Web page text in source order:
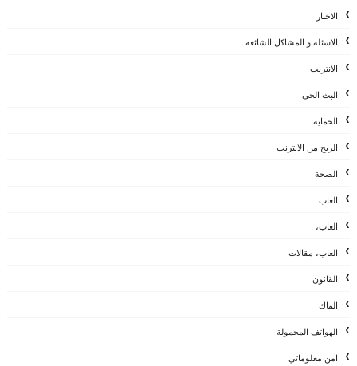
الاخبار
الاسئلة و المشاكل الشائعة
الانترنت
البث الحي
الحماية
الربح من الانترنت
الصحة
العاب
العاب،
العاب، مقالات
القانون
الماك
الهواتف المحمولة
امن معلوماتي